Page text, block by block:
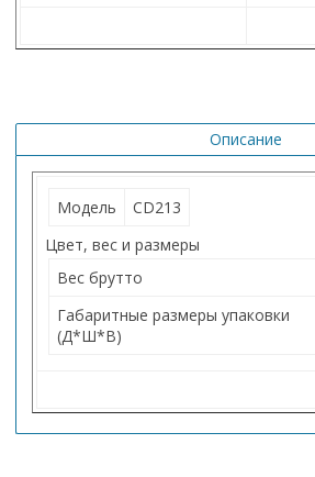
Описание
Модель
CD213
Цвет, вес и размеры
Вес брутто
Габаритные размеры упаковки
(Д*Ш*В)